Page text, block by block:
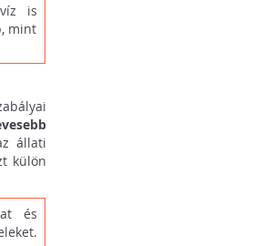
is
mint
állati
külön
és